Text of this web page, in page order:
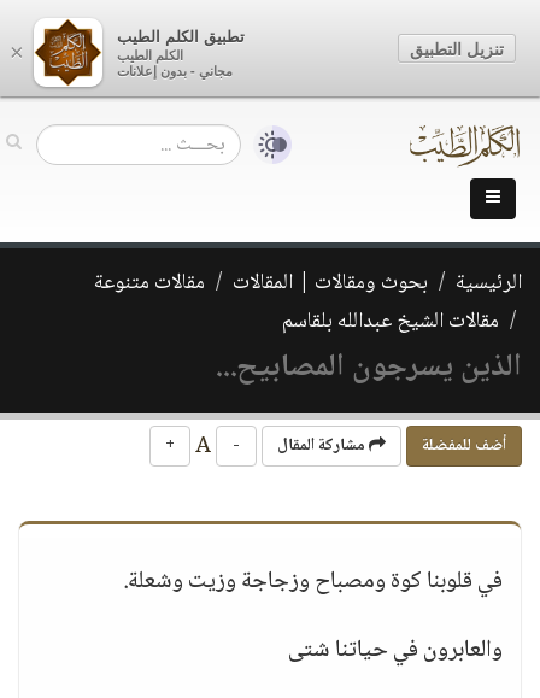
الرئيسية بحوث ومقالات | المقالات
مقالات متنوعة
مقالات الشيخ عبدالله بلقاسم
الذين يسرجون المصابيح...
أضف للمفضلة مشاركة المقال -
+
في قلوبنا كوة ومصباح وزجاجة وزيت وشعلة.
والعابرون في حياتنا شتى
×
تطبيق الكلم الطيب
الكلم الطيب
مجاني - بدون إعلانات
تنزيل التطبيق